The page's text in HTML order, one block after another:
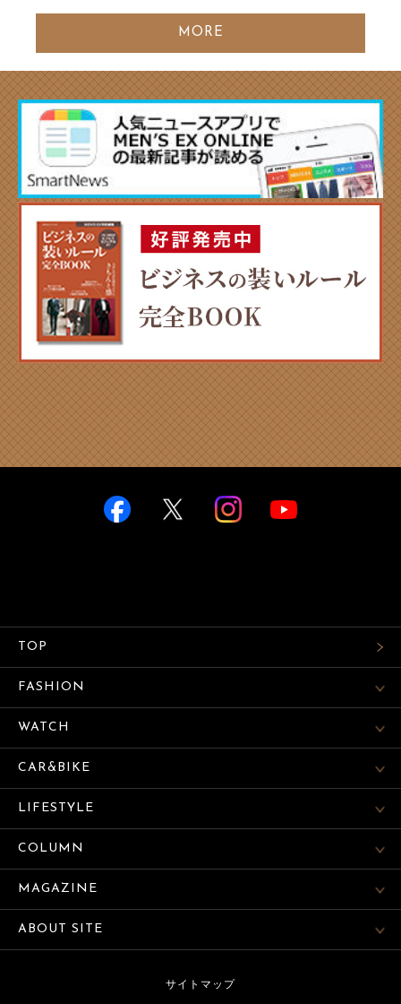
MORE
TOP
FASHION
WATCH
CAR&BIKE
LIFESTYLE
COLUMN
MAGAZINE
ABOUT SITE
サイトマップ